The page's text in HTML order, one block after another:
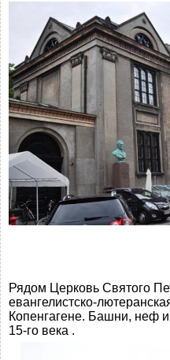
Рядом Церковь Святого
евангелистско-
Копенгагене. Башни, неф
15-го века .